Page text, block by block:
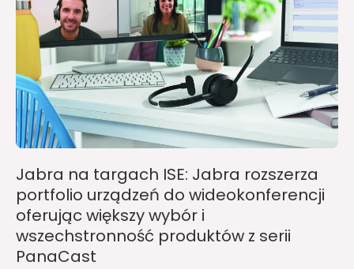
Jabra na targach ISE: Jabra rozszerza
portfolio urządzeń do wideokonferencji
oferując większy wybór i
wszechstronność produktów z serii
PanaCast
rozszerza
portfolio
urządzeń
do
wideokonferencji
oferując
większy
wybór
wszechstronność
produktów
z
serii